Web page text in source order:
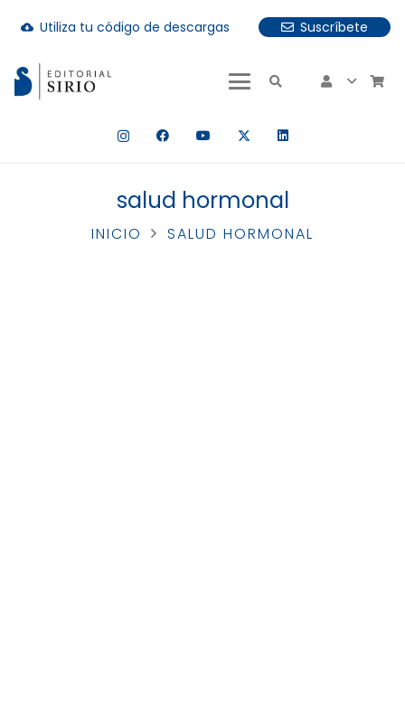
cloud_download Utiliza tu código de descargas
Suscríbete
hay resultados autocompletados, puedes utilizar las
salud hormonal
INICIO SALUD HORMONAL